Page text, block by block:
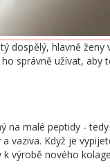
dospělý, hlavně ženy
správně užívat, aby
na malé peptidy -
vaziva. Když je
výrobě nového